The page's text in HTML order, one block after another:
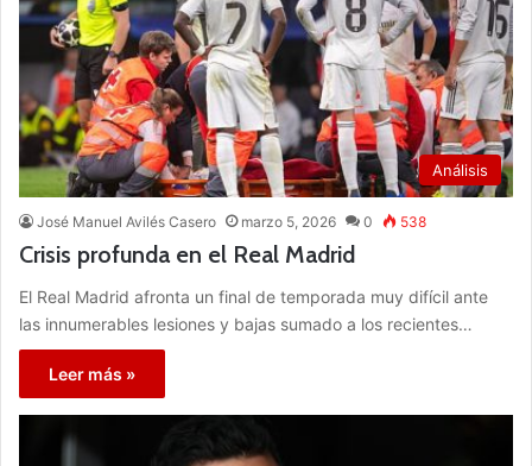
Análisis
José Manuel Avilés Casero marzo 5, 2026 0 538
Crisis profunda en el Real Madrid
El Real Madrid afronta un final de temporada muy difícil ante
las innumerables lesiones y bajas sumado a los recientes…
Leer más »